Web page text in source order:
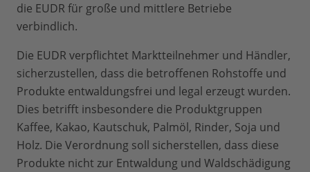
die EUDR für große und mittlere Betriebe
verbindlich.
Die EUDR verpflichtet Marktteilnehmer und Händler,
sicherzustellen, dass die betroffenen Rohstoffe und
Produkte entwaldungsfrei und legal erzeugt wurden.
Dies betrifft insbesondere die Produktgruppen
Kaffee, Kakao, Kautschuk, Palmöl, Rinder, Soja und
Holz. Die Verordnung soll sicherstellen, dass diese
Produkte nicht zur Entwaldung und Waldschädigung